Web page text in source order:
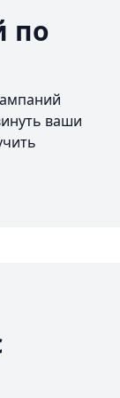
по
ваши